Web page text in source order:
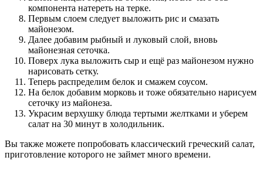
компонента натереть на терке.
Первым слоем следует выложить рис и смазать
майонезом.
Далее добавим рыбный и луковый слой, вновь
майонезная сеточка.
Поверх лука выложить сыр и ещё раз майонезом нужно
нарисовать сетку.
Теперь распределим белок и смажем соусом.
На белок добавим морковь и тоже обязательно нарисуем
сеточку из майонеза.
Украсим верхушку блюда тертыми желтками и уберем
салат на 30 минут в холодильник.
Вы также можете попробовать классический греческий салат,
приготовление которого не займет много времени.